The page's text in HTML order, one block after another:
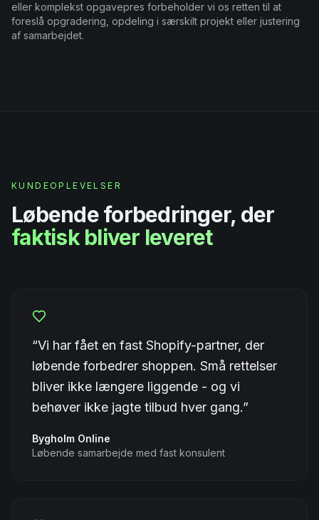
eller komplekst opgavepres forbeholder vi os retten til at
foreslå opgradering, opdeling i særskilt projekt eller justering
af samarbejdet.
KUNDEOPLEVELSER
Løbende forbedringer, der
faktisk bliver leveret
“Vi har fået en fast Shopify-partner, der
løbende forbedrer shoppen. Små rettelser
bliver ikke længere liggende - og vi
behøver ikke jagte tilbud hver gang.”
Bygholm Online
Løbende samarbejde med fast konsulent